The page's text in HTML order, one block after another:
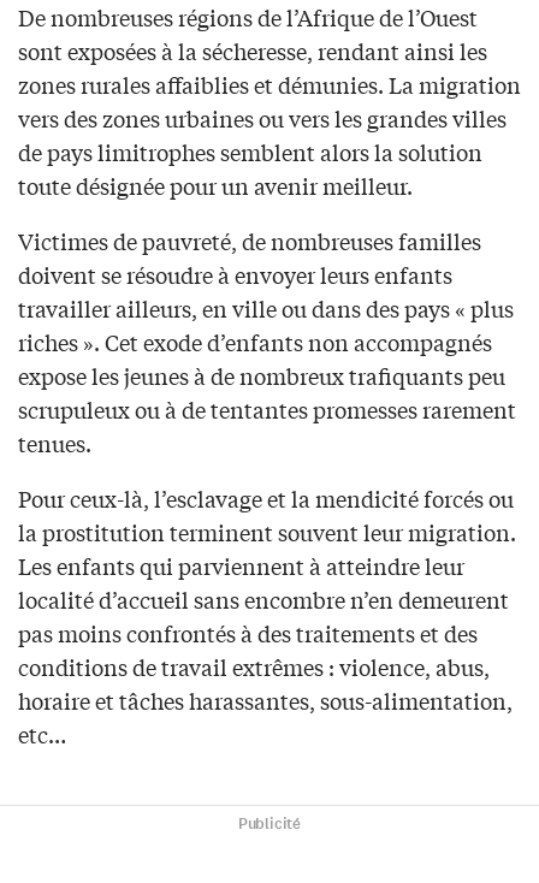
De nombreuses régions de l’Afrique de l’Ouest
sont exposées à la sécheresse, rendant ainsi les
zones rurales affaiblies et démunies. La migration
vers des zones urbaines ou vers les grandes villes
de pays limitrophes semblent alors la solution
toute désignée pour un avenir meilleur.
Victimes de pauvreté, de nombreuses familles
doivent se résoudre à envoyer leurs enfants
travailler ailleurs, en ville ou dans des pays « plus
riches ». Cet exode d’enfants non accompagnés
expose les jeunes à de nombreux trafiquants peu
scrupuleux ou à de tentantes promesses rarement
tenues.
Pour ceux-là, l’esclavage et la mendicité forcés ou
la prostitution terminent souvent leur migration.
Les enfants qui parviennent à atteindre leur
localité d’accueil sans encombre n’en demeurent
pas moins confrontés à des traitements et des
conditions de travail extrêmes : violence, abus,
horaire et tâches harassantes, sous-alimentation,
etc…
Publicité